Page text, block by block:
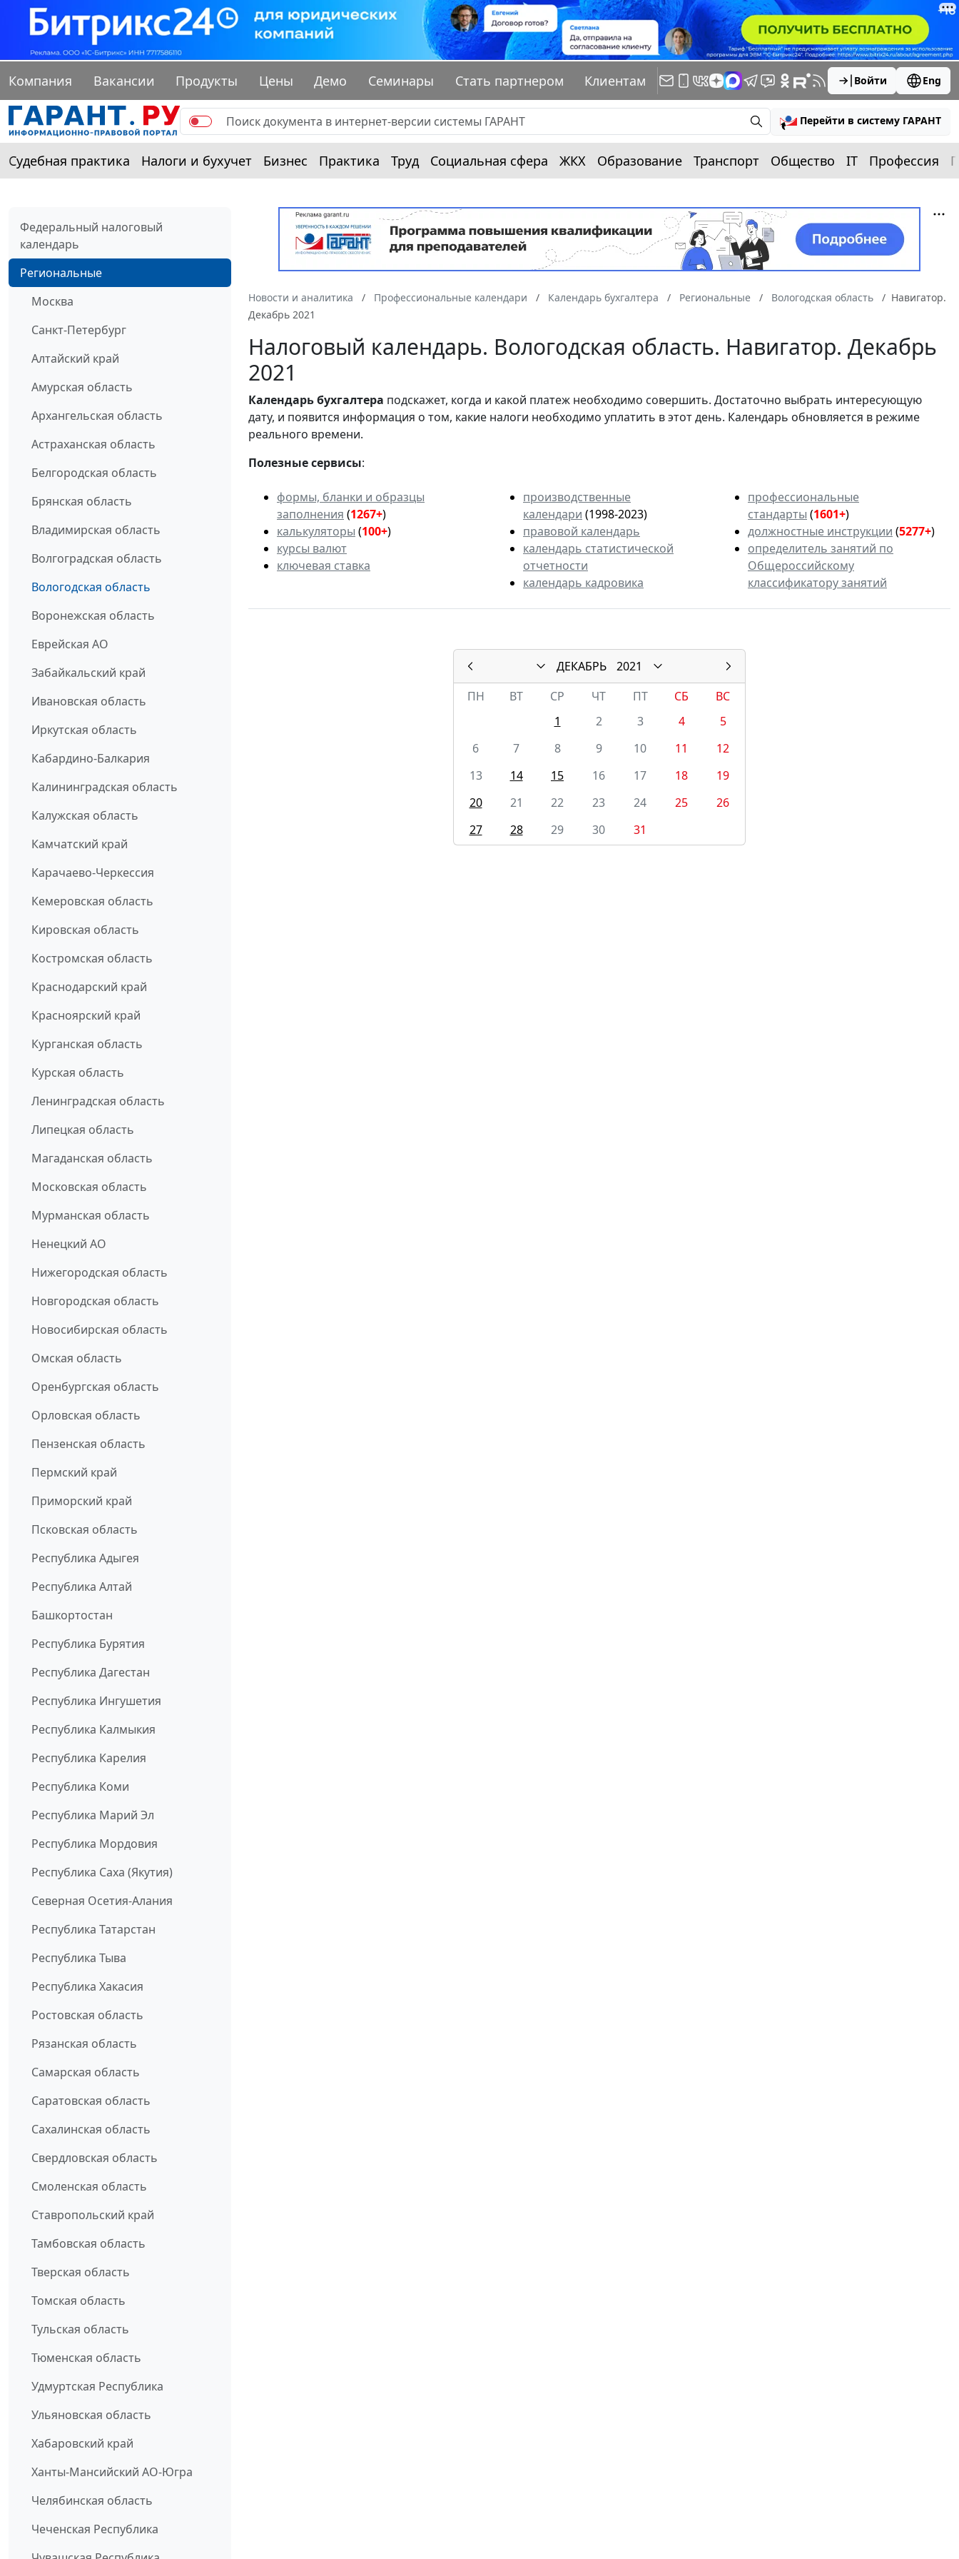
Компания Вакансии Продукты Цены Демо Семинары Стать партнером Клиентам Войти Eng
Перейти в систему ГАРАНТ
Судебная практика Налоги и бухучет Бизнес Практика Труд Социальная сфера ЖКХ Образование Транспорт Общество IT Профессия
Федеральный налоговый
календарь
Региональные
Москва
Санкт-Петербург
Алтайский край
Амурская область
Архангельская область
Астраханская область
Белгородская область
Брянская область
Владимирская область
Волгоградская область
Вологодская область
Воронежская область
Еврейская АО
Забайкальский край
Ивановская область
Иркутская область
Кабардино-Балкария
Калининградская область
Калужская область
Камчатский край
Карачаево-Черкессия
Кемеровская область
Кировская область
Костромская область
Краснодарский край
Красноярский край
Курганская область
Курская область
Ленинградская область
Липецкая область
Магаданская область
Московская область
Мурманская область
Ненецкий АО
Нижегородская область
Новгородская область
Новосибирская область
Омская область
Оренбургская область
Орловская область
Пензенская область
Пермский край
Приморский край
Псковская область
Республика Адыгея
Республика Алтай
Башкортостан
Республика Бурятия
Республика Дагестан
Республика Ингушетия
Республика Калмыкия
Республика Карелия
Республика Коми
Республика Марий Эл
Республика Мордовия
Республика Саха (Якутия)
Северная Осетия-Алания
Республика Татарстан
Республика Тыва
Республика Хакасия
Ростовская область
Рязанская область
Самарская область
Саратовская область
Сахалинская область
Свердловская область
Смоленская область
Ставропольский край
Тамбовская область
Тверская область
Томская область
Тульская область
Тюменская область
Удмуртская Республика
Ульяновская область
Хабаровский край
Ханты-Мансийский АО-Югра
Челябинская область
Чеченская Республика
Новости и аналитика Профессиональные календари Календарь бухгалтера Региональные Вологодская область
Навигатор.
Декабрь 2021
Налоговый календарь. Вологодская область. Навигатор. Декабрь
2021
Календарьбухгалтера подскажет, когда и какой платеж необходимо совершить. Достаточно выбрать интересующую
дату, и появится информация о том, какие налоги необходимо уплатить в этот день. Календарь обновляется в режиме
реального времени.
Полезные сервисы:
формы, бланки и образцы
заполнения (1267+)
калькуляторы (100+)
курсы валют
ключевая ставка
производственные
календари (1998-2023)
правовой календарь
календарь статистической
отчетности
календарь кадровика
профессиональные
стандарты (1601+)
должностные инструкции (5277+)
определитель занятий по
Общероссийскому
классификатору занятий
ДЕКАБРЬ
2021
ПН
ВТ СР ЧТ ПТ СБ
ВС
1
2 3 4
5
6
7 8 9 10 11
12
13
14 15 16 17 18
19
20
21 22 23 24 25
26
27
28 29 30 31